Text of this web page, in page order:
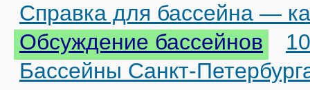
Справка для бассейна —
Обсуждение бассейнов
Бассейны Санкт-